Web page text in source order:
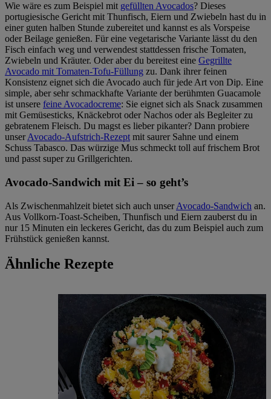
Wie wäre es zum Beispiel mit gefüllten Avocados? Dieses
portugiesische Gericht mit Thunfisch, Eiern und Zwiebeln hast du in
einer guten halben Stunde zubereitet und kannst es als Vorspeise
oder Beilage genießen. Für eine vegetarische Variante lässt du den
Fisch einfach weg und verwendest stattdessen frische Tomaten,
Zwiebeln und Kräuter. Oder aber du bereitest eine Gegrillte
Avocado mit Tomaten-Tofu-Füllung zu. Dank ihrer feinen
Konsistenz eignet sich die Avocado auch für jede Art von Dip. Eine
simple, aber sehr schmackhafte Variante der berühmten Guacamole
ist unsere feine Avocadocreme: Sie eignet sich als Snack zusammen
mit Gemüsesticks, Knäckebrot oder Nachos oder als Begleiter zu
gebratenem Fleisch. Du magst es lieber pikanter? Dann probiere
unserAvocado-Aufstrich-Rezept mit saurer Sahne und einem
Schuss Tabasco. Das würzige Mus schmeckt toll auf frischem Brot
und passt super zu Grillgerichten.
Avocado-Sandwich mit Ei – so geht’s
Als Zwischenmahlzeit bietet sich auch unserAvocado-Sandwich an.
Aus Vollkorn-Toast-Scheiben, Thunfisch und Eiern zauberst du in
nur 15 Minuten ein leckeres Gericht, das du zum Beispiel auch zum
Frühstück genießen kannst.
Ähnliche Rezepte